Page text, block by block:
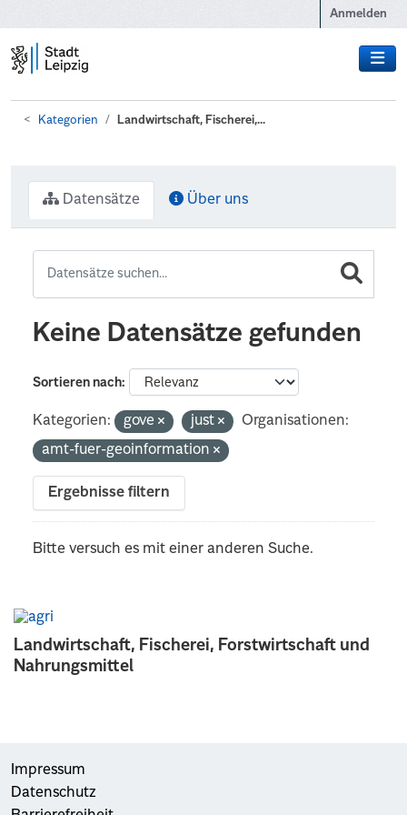
Anmelden
Kategorien Landwirtschaft, Fischerei,...
Landwirtschaft, Fischerei, Forstwirtschaft und
Nahrungsmittel
Datensätze Über uns
Keine Datensätze gefunden
Sortieren nach
Kategorien: gove just
Organisationen:
amt-fuer-geoinformation
Ergebnisse filtern
Bitte versuch es mit einer anderen Suche.
Impressum
Datenschutz